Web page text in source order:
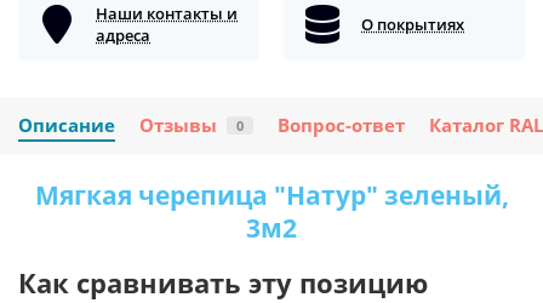
Наши контакты и
адреса
О покрытиях
Описание Отзывы 0 Вопрос-ответ Каталог RAL
Мягкая черепица "Натур" зеленый,
3м2
Как сравнивать эту позицию